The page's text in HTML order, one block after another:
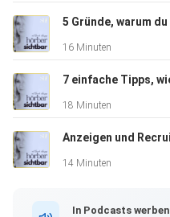
16 Minuten
18 Minuten
14 Minuten
In Podcasts werben